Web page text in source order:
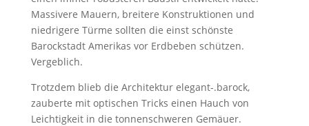
Massivere Mauern, breitere Konstruktionen und
niedrigere Türme sollten die einst schönste
Barockstadt Amerikas vor Erdbeben schützen.
Vergeblich.
Trotzdem blieb die Architektur elegant-.barock,
zauberte mit optischen Tricks einen Hauch von
Leichtigkeit in die tonnenschweren Gemäuer.